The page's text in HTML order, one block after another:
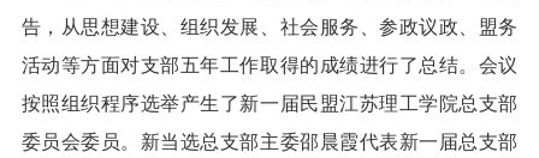
告，从思想建设、组织发展、社会服务、参政议政、盟务
活动等方面对支部五年工作取得的成绩进行了总结。会议
按照组织程序选举产生了新一届民盟江苏理工学院总支部
委员会委员。新当选总支部主委邵晨霞代表新一届总支部